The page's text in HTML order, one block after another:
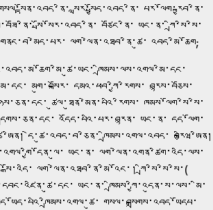
སླར་སྤྱོད་འབད་ནི་ པར་ལོག་རྐྱབ་ནི་
སྤོ་སོར་འབད་ནི་ བཙོང་ནི་ ཡང་ན་ ཀྲི་སི་སི་
ལག་ལེན་འཐབ་ནི་ཚུ་ འབད་མི་ཆོག;
ཁྲིམས་ལས་འགལ་མི་དང་
མགུ་བསྐོར་ དམའ་ཕབ་ཀྱི་རིགས་ བརྙས་བཅོས་
ཚུལ་ཐུན་མེན་པའི་རིགས་ ཁམས་ལོག་སི་སི་
འདོད་པའི་པར་བརྙན་ ཡང་ན་ དད་ལོག་
དེ་ཚུ་འབད་བ་ཅིན་ ཁྲིམས་འགལ་འབད་ བརྩིཝ་ཨིན།
ཡང་ན་ ལག་ལེན་འགན་ཚིག་འདི་ལས་
ལག་ལེན་འཐབ་ནི་མི་འོང་། ཀྲི་སི་སི་སི་(
ཡང་ན་ ཁྲིམས་ཀྱི་འདུན་ས་ལས་ མི་
གསལ་བསྒྲགས་འབད་ཡོདཔ་